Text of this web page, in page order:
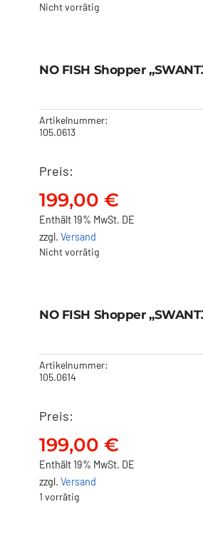
Nicht vorrätig
Ausverkauft!„SWANTJE“
NO FISH Shopper
Artikelnummer:
105.0613
Preis:
199,00 €
Enthält 19% MwSt. DE
zzgl. Versand
Nicht vorrätig
„SWANTJE“
NO FISH Shopper
Artikelnummer:
105.0614
Preis:
199,00 €
Enthält 19% MwSt. DE
zzgl. Versand
1 vorrätig